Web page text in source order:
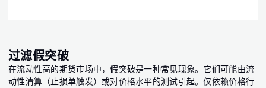
过滤假突破
在流动性高的期货市场中，假突破是一种常见现象。它们可能由流
动性清算（止损单触发）或对价格水平的测试引起。仅依赖价格行